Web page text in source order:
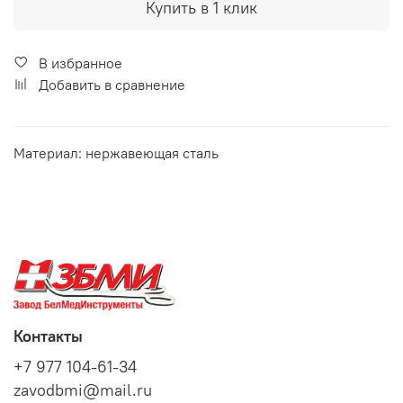
Купить в 1 клик
В избранное
Добавить в сравнение
Материал: нержавеющая сталь
Контакты
+7 977 104-61-34
zavodbmi@mail.ru